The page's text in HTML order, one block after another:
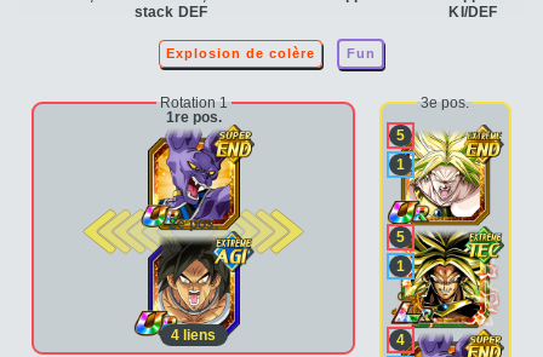
stack DEF
KI/DEF
Explosion de colère Fun
Rotation 1
1re pos.
2e pos.
4 liens
3e pos.
5
1
5
1
4